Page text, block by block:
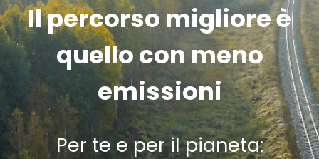
Il percorso migliore è
quello con meno
emissioni
Per te e per il pianeta: